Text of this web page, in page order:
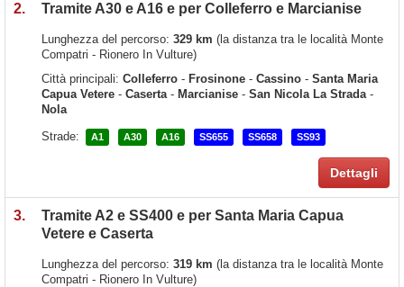
2. Tramite A30 e A16 e per Colleferro e Marcianise
Lunghezza del percorso: 329 km (la distanza tra le località Monte
Compatri - Rionero In Vulture)
Città principali: Colleferro - Frosinone - Cassino - Santa Maria
Capua Vetere - Caserta- Marcianise - San Nicola La Strada-
Nola
Strade:
A1 A30 A16 SS655 SS658 SS93
Dettagli
3.
Tramite A2 e SS400 e per Santa Maria Capua
Vetere e Caserta
Lunghezza del percorso: 319 km (la distanza tra le località Monte
Compatri - Rionero In Vulture)